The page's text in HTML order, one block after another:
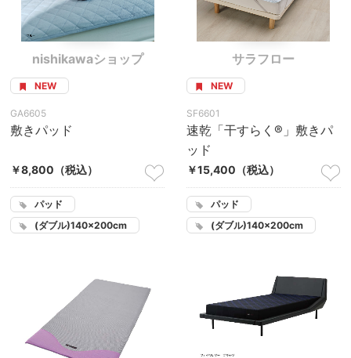
nishikawaショップ
NEW
GA6605
敷きパッド
￥8,800 （税込）
パッド
(ダブル)140×200cm
サラフロー
NEW
SF6601
速乾「干すらく®」敷きパ
ッド
￥15,400 （税込）
パッド
(ダブル)140×200cm